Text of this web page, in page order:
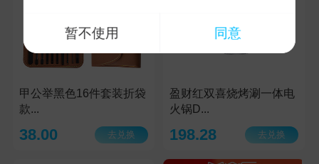
甲公举黑色16件套装折袋
款...
38.00 去兑换
盈财红双喜烧烤涮一体电
火锅D...
198.28 去兑换
暂不使用 同意